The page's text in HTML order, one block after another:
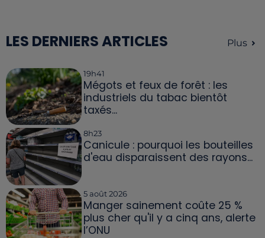
LES DERNIERS ARTICLES Plus
19h41
Mégots et feux de forêt : les
industriels du tabac bientôt
taxés...
8h23
Canicule : pourquoi les bouteilles
d'eau disparaissent des rayons...
5 août 2026
Manger sainement coûte 25 %
plus cher qu'il y a cinq ans, alerte
l’ONU